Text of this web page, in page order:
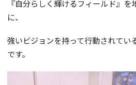
『自分らしく輝けるフィールド』を
に、
強いビジョンを持って行動されてい
です。